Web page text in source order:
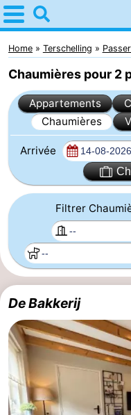
Home
Terschelling
Astuces
Avec
enfants
Nature
Passer
nuit
Appartements
Elements
-
Kaap
West
-
Résidence
Terschelling
-
Strandappartementen
Home Terschelling
Chaumières pour 2
Appartements
Chaumières
Arrivée
Filtrer
De Bakkerij